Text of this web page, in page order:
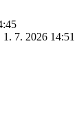
1. 7. 2026 14:51